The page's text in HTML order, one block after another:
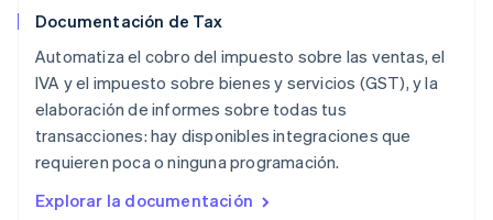
Documentación de Tax
Automatiza el cobro del impuesto sobre las ventas, el
IVA y el impuesto sobre bienes y servicios (GST), y la
elaboración de informes sobre todas tus
transacciones: hay disponibles integraciones que
requieren poca o ninguna programación.
Explorar la documentación
Portugal
RAE de Hong Kong, China
English简体中文
Reino Unido
República Checa
English
English